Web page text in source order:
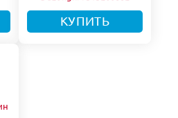
КУПИТЬ